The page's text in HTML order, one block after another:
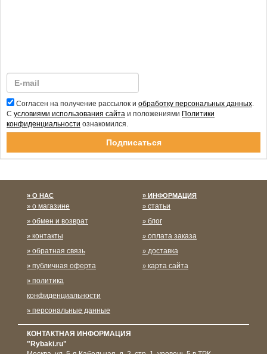
Согласен на получение рассылок и обработку персональных данных
С условиями использования сайта и положениями Политики
конфиденциальности ознакомился.
Спасибо за подписку!
О НАС
о магазине
обмен и возврат
контакты
обратная связь
публичная оферта
политика
конфиденциальности
персональные данные
ИНФОРМАЦИЯ
статьи
блог
оплата заказа
доставка
карта сайта
КОНТАКТНАЯ ИНФОРМАЦИЯ
"Rybaki.ru"